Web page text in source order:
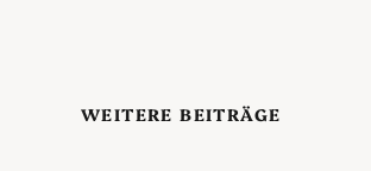
WEITERE BEITRÄGE